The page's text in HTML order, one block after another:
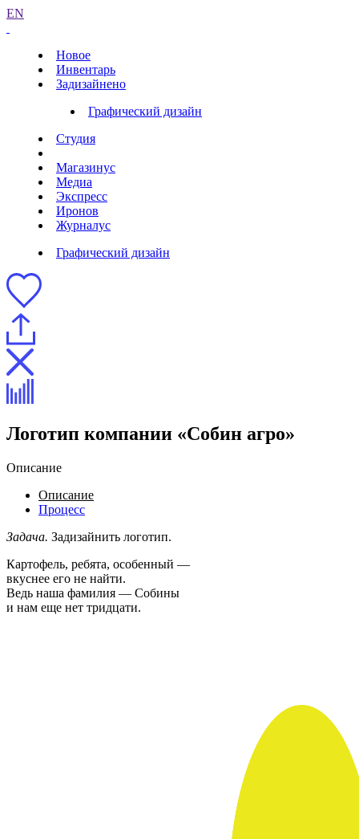
EN
Новое
Инвентарь
Задизайнено
Графический дизайн
Студия
Магазинус
Медиа
Экспресс
Иронов
Журналус
Графический дизайн
Логотип компании «Собин агро»
Описание
Описание
Процесс
Задача. Задизайнить логотип.
Картофель, ребята, особенный —
вкуснее его не найти.
Ведь наша фамилия — Собины
и нам еще нет тридцати.